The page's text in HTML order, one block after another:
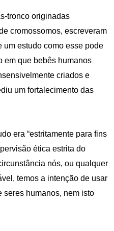
tronco originadas
cromossomos, escreveram
um estudo como esse pode
em que bebês humanos
criados e
um fortalecimento das
era “estritamente para fins
ética estrita do
nós, ou qualquer
temos a intenção de usar
seres humanos, nem isto